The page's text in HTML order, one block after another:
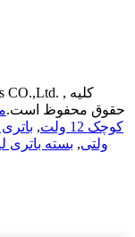
حقوق محفوظ است.
کوچک 12 ولت
,
ولتی, بسته باتری